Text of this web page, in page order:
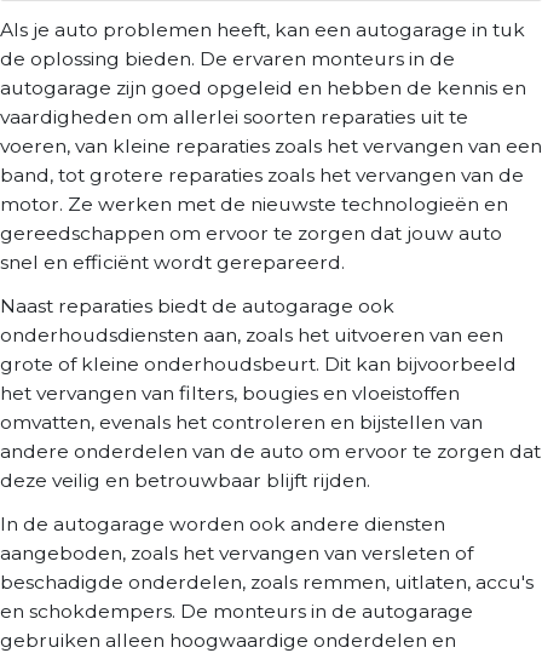
Als je auto problemen heeft, kan een autogarage in tuk
de oplossing bieden. De ervaren monteurs in de
autogarage zijn goed opgeleid en hebben de kennis en
vaardigheden om allerlei soorten reparaties uit te
voeren, van kleine reparaties zoals het vervangen van een
band, tot grotere reparaties zoals het vervangen van de
motor. Ze werken met de nieuwste technologieën en
gereedschappen om ervoor te zorgen dat jouw auto
snel en efficiënt wordt gerepareerd.
Naast reparaties biedt de autogarage ook
onderhoudsdiensten aan, zoals het uitvoeren van een
grote of kleine onderhoudsbeurt. Dit kan bijvoorbeeld
het vervangen van filters, bougies en vloeistoffen
omvatten, evenals het controleren en bijstellen van
andere onderdelen van de auto om ervoor te zorgen dat
deze veilig en betrouwbaar blijft rijden.
In de autogarage worden ook andere diensten
aangeboden, zoals het vervangen van versleten of
beschadigde onderdelen, zoals remmen, uitlaten, accu's
en schokdempers. De monteurs in de autogarage
gebruiken alleen hoogwaardige onderdelen en